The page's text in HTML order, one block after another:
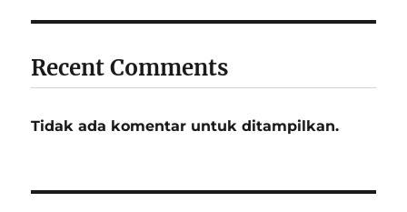
Recent Comments
Tidak ada komentar untuk ditampilkan.